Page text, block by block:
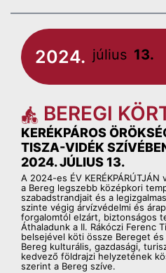
2024. július 13.
BEREGI
KERÉKPÁROS
TISZA-VIDÉK
2024. JÚLIUS 13.
A 2024-es ÉV
a Bereg legszebb középkori
szabadstrandjait és a
szinte végig árvízvédelmi és
forgalomtól elzárt, biztonságos
Áthaladunk a II. Rákóczi Ferenc
belsejével köti össze Bereget és
Bereg kulturális, gazdasági,
kedvező földrajzi helyzetének
szerint a Bereg szíve.